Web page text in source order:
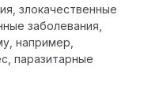
злокачественные
заболевания,
например,
паразитарные